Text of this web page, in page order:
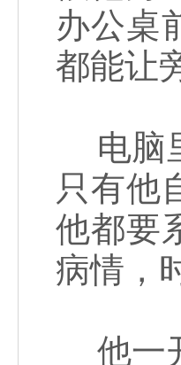
办公桌
都能让
电脑
只有他
他都要
病情，
他一